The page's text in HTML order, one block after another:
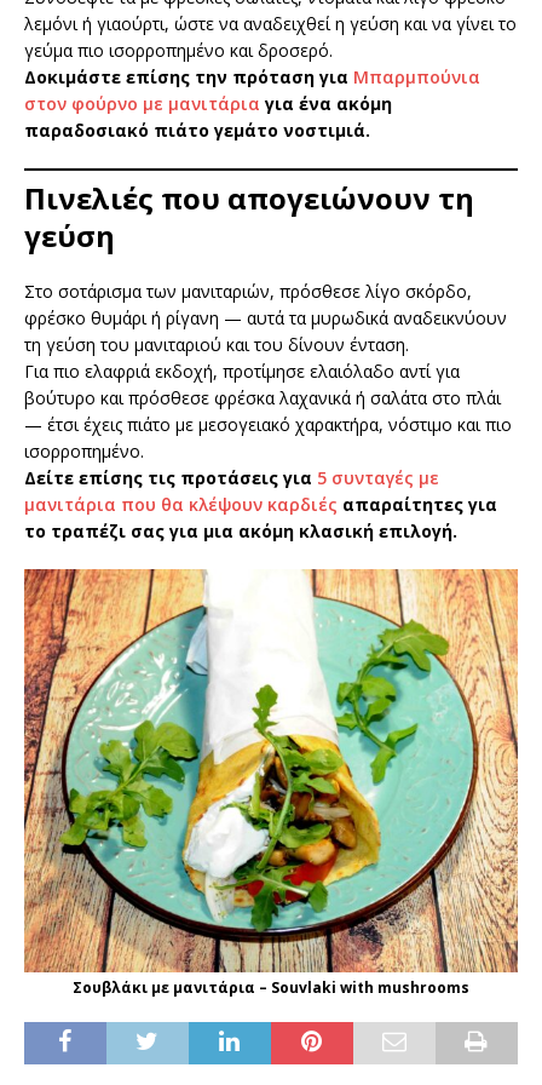
λεμόνι ή γιαούρτι, ώστε να αναδειχθεί η γεύση και να γίνει το
γεύμα πιο ισορροπημένο και δροσερό.
Δοκιμάστε επίσης την πρόταση για Μπαρμπούνια
στον φούρνο με μανιτάρια για ένα ακόμη
παραδοσιακό πιάτο γεμάτο νοστιμιά.
Πινελιές που απογειώνουν τη
γεύση
Στο σοτάρισμα των μανιταριών, πρόσθεσε λίγο σκόρδο,
φρέσκο θυμάρι ή ρίγανη — αυτά τα μυρωδικά αναδεικνύουν
τη γεύση του μανιταριού και του δίνουν ένταση.
Για πιο ελαφριά εκδοχή, προτίμησε ελαιόλαδο αντί για
βούτυρο και πρόσθεσε φρέσκα λαχανικά ή σαλάτα στο πλάι
— έτσι έχεις πιάτο με μεσογειακό χαρακτήρα, νόστιμο και πιο
ισορροπημένο.
Δείτε επίσης τις προτάσεις για 5 συνταγές με
μανιτάρια που θα κλέψουν καρδιές απαραίτητες για
το τραπέζι σας για μια ακόμη κλασική επιλογή.
Σουβλάκι με μανιτάρια – Souvlaki with mushrooms